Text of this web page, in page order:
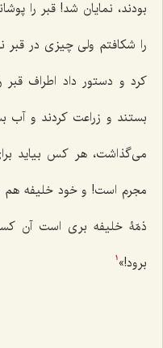
بودند، نمایان شد! قبر را
را شکافتم ولی چیزی در قبر
کرد و دستور داد اطراف
بستند و زراعت کردند و آب
می‌گذاشت، هر کس بیاید
مجرم است! و خود خلیفه هم
ذمّۀ خلیفه بری است آن
برود!» 1